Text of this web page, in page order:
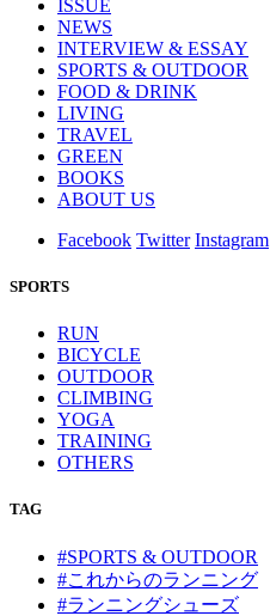
ISSUE
NEWS
INTERVIEW & ESSAY
SPORTS & OUTDOOR
FOOD & DRINK
LIVING
TRAVEL
GREEN
BOOKS
ABOUT US
Facebook Twitter Instagram
SPORTS
RUN
BICYCLE
OUTDOOR
CLIMBING
YOGA
TRAINING
OTHERS
TAG
#SPORTS & OUTDOOR
#これからのランニング
#ランニングシューズ